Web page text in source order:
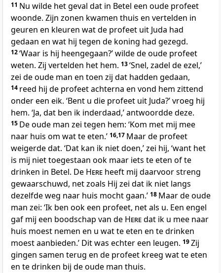
11 Nu wilde het geval dat in Betel een oude profeet
woonde. Zijn zonen kwamen thuis en vertelden in
geuren en kleuren wat de profeet uit Juda had
gedaan en wat hij tegen de koning had gezegd.
12‘Waar is hij heengegaan?’ wilde de oude profeet
weten. Zij vertelden het hem. 13‘Snel, zadel de ezel,’
zei de oude man en toen zij dat hadden gedaan,
14 reed hij de profeet achterna en vond hem zittend
onder een eik. ‘Bent u die profeet uit Juda?’ vroeg hij
hem. ‘Ja, dat ben ik inderdaad,’ antwoordde deze.
15 De oude man zei tegen hem: ‘Kom met mij mee
naar huis om wat te eten.’ 16,17 Maar de profeet
weigerde dat. ‘Dat kan ik niet doen,’ zei hij, ‘want het
is mij niet toegestaan ook maar iets te eten of te
drinken in Betel. De Here heeft mij daarvoor streng
gewaarschuwd, net zoals Hij zei dat ik niet langs
dezelfde weg naar huis mocht gaan.’ 18 Maar de oude
man zei: ‘Ik ben ook een profeet, net als u. Een engel
gaf mij een boodschap van de Heredat ik u mee naar
huis moest nemen en u wat te eten en te drinken
moest aanbieden.’ Dit was echter een leugen. 19Zij
gingen samen terug en de profeet kreeg wat te eten
en te drinken bij de oude man thuis.